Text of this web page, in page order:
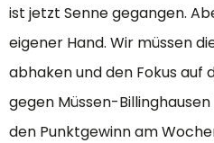
ist jetzt Senne gegangen.
eigener Hand. Wir müssen
abhaken und den Fokus auf
gegen Müssen-
den Punktgewinn am